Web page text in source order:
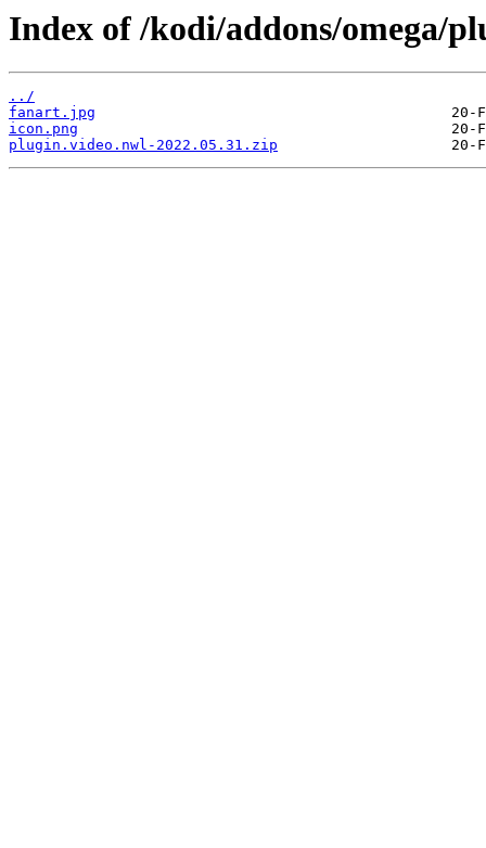
Index of /kodi/addons/omega/
../
fanart.jpg
icon.png
plugin.video.nwl-2022.05.31.zip